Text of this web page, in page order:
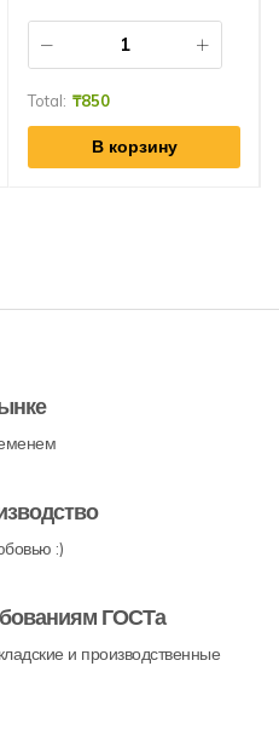
Total: ₸850
В корзину
:)
ГОСТа
и производственные